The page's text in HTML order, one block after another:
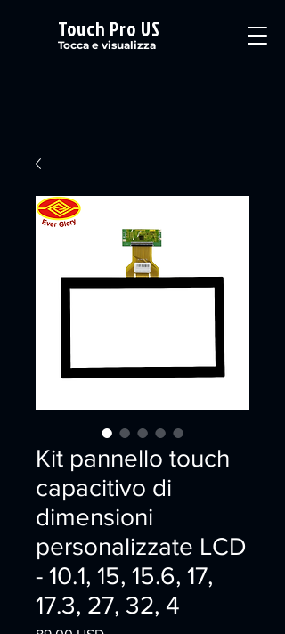
Touch Pro US
Tocca e visualizza
Kit pannello touch
capacitivo di
dimensioni
personalizzate LCD
- 10.1, 15, 15.6, 17,
17.3, 27, 32, 4